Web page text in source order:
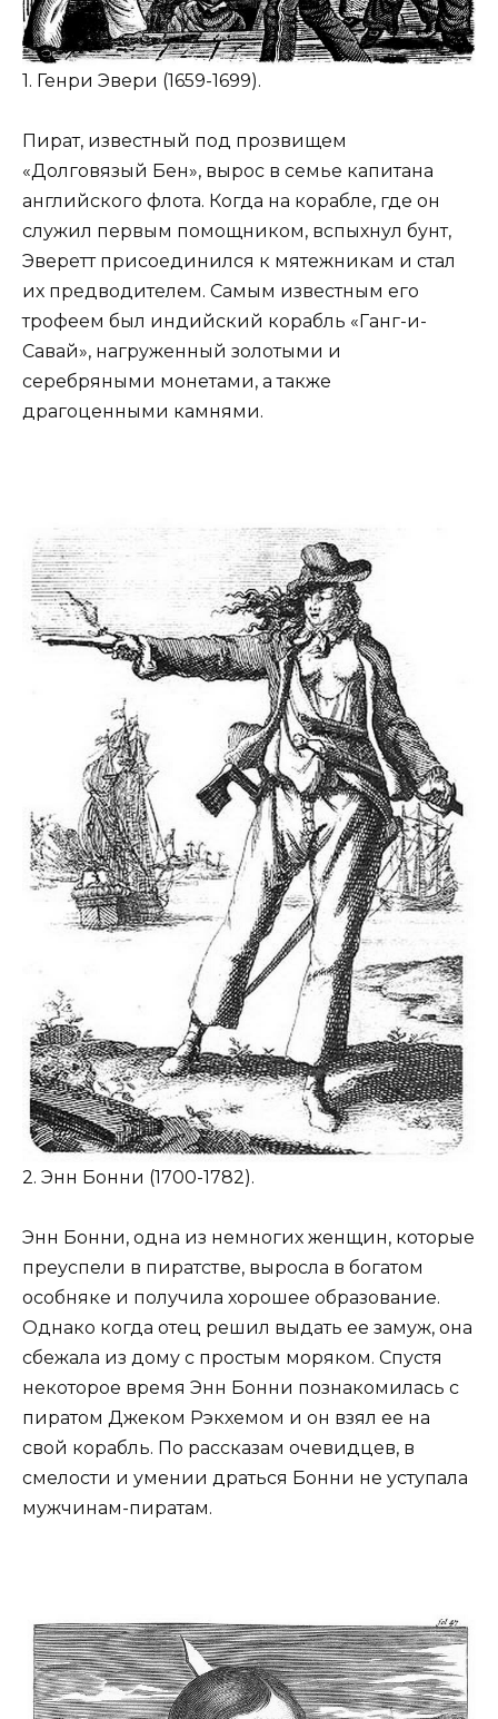
1. Генри Эвери (1659-1699).
Пират, известный под прозвищем
«Долговязый Бен», вырос в семье капитана
английского флота. Когда на корабле, где он
служил первым помощником, вспыхнул бунт,
Эверетт присоединился к мятежникам и стал
их предводителем. Самым известным его
трофеем был индийский корабль «Ганг-и-
Савай», нагруженный золотыми и
серебряными монетами, а также
драгоценными камнями.
2. Энн Бонни (1700-1782).
Энн Бонни, одна из немногих женщин, которые
преуспели в пиратстве, выросла в богатом
особняке и получила хорошее образование.
Однако когда отец решил выдать ее замуж, она
сбежала из дому с простым моряком. Спустя
некоторое время Энн Бонни познакомилась с
пиратом Джеком Рэкхемом и он взял ее на
свой корабль. По рассказам очевидцев, в
смелости и умении драться Бонни не уступала
мужчинам-пиратам.